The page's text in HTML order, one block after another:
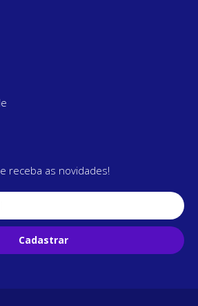
receba as novidades!
Cadastrar